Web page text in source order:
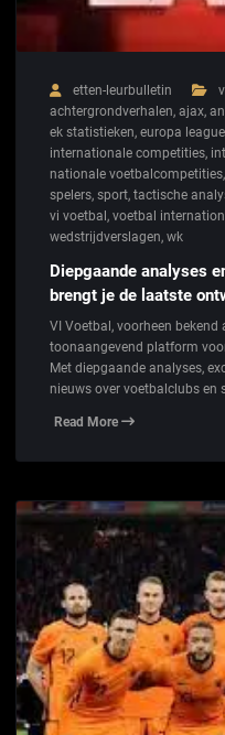
etten-leurbulletin
achtergrondverhalen, ajax,
ek statistieken, europa league
internationale competities,
nationale voetbalcompetities,
spelers, sport, tactische
vi voetbal , voetbal
wedstrijdverslagen, wk
Diepgaande analyses
brengt je de laatste
VI Voetbal, voorheen
toonaangevend platform
Met diepgaande analyses,
nieuws over voetbalclubs en
Read More